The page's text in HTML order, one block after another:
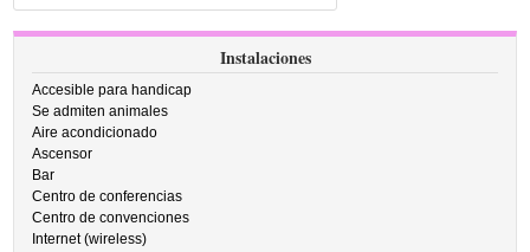
Instalaciones
Accesible para handicap
Se admiten animales
Aire acondicionado
Ascensor
Bar
Centro de conferencias
Centro de convenciones
Internet (wireless)